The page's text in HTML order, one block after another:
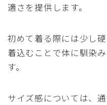
適さを提供します。
初めて着る際には少し
着込むことで体に馴染
す。
サイズ感については、